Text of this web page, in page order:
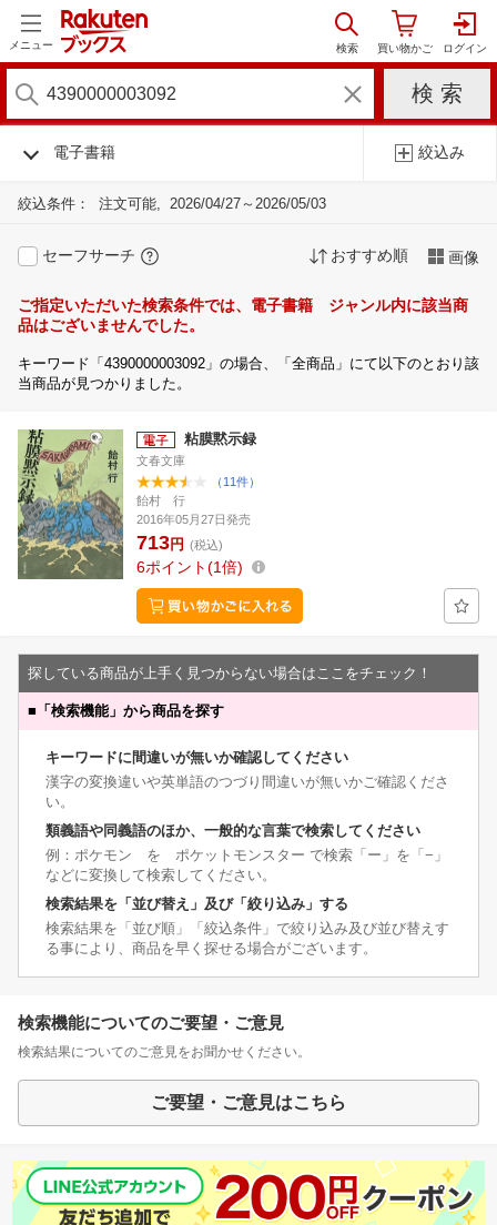
メニュー
電子書籍 絞込み
絞込条件： 注文可能 2026/04/27～2026/05/03
セーフサーチ おすすめ順 画像
ご指定いただいた検索条件では、電子書籍 ジャンル内に該当商
品はございませんでした。
キーワード「4390000003092」の場合、「全商品」にて以下のとおり該
当商品が見つかりました。
粘膜黙示録
文春文庫
（11件）
飴村 行
2016年05月27日発売
713円 (税込)
6ポイント 1倍
探している商品が上手く見つからない場合はここをチェック！
■ 「検索機能」から商品を探す
キーワードに間違いが無いか確認してください
漢字の変換違いや英単語のつづり間違いが無いかご確認くださ
い。
類義語や同義語のほか、一般的な言葉で検索してください
例：ポケモン を ポケットモンスター で検索「ー」を「−」
などに変換して検索してください。
検索結果を「並び替え」及び「絞り込み」する
検索結果を「並び順」「絞込条件」で絞り込み及び並び替えす
る事により、商品を早く探せる場合がございます。
検索機能についてのご要望・ご意見
検索結果についてのご意見をお聞かせください。
ご要望・ご意見はこちら